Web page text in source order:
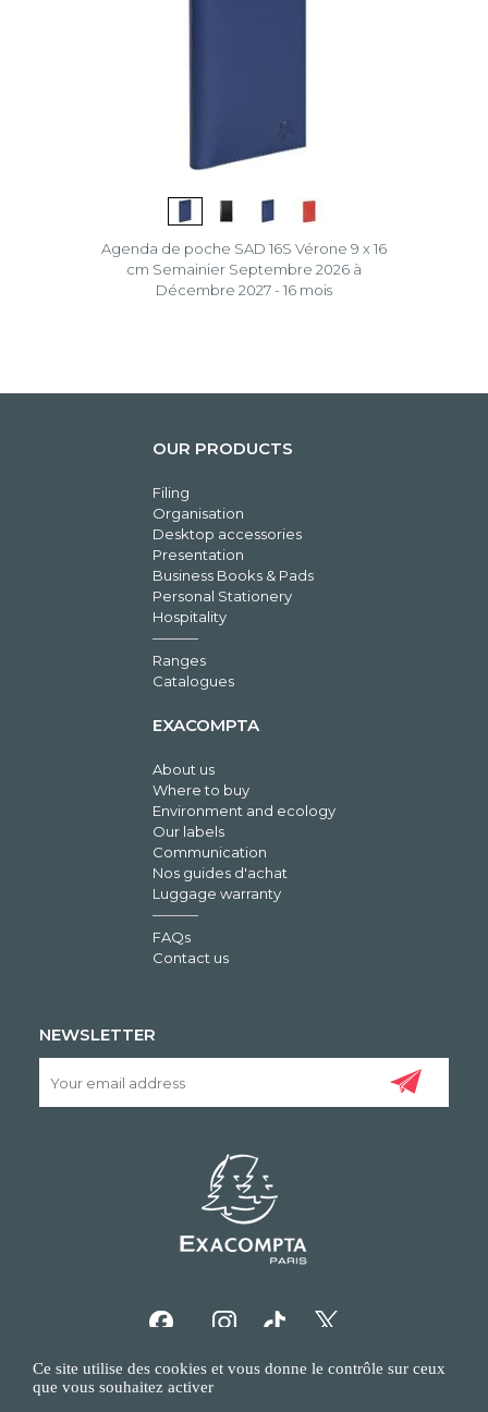
Agenda de poche SAD 16S Vérone 9 x 16
cm Semainier Septembre 2026 à
Décembre 2027 - 16 mois
OUR PRODUCTS
Filing
Organisation
Desktop accessories
Presentation
Business Books & Pads
Personal Stationery
Hospitality
Ranges
Catalogues
EXACOMPTA
About us
Where to buy
Environment and ecology
Our labels
Communication
Nos guides d'achat
Luggage warranty
FAQs
Contact us
NEWSLETTER
Ce site utilise des cookies et vous donne le contrôle sur ceux
que vous souhaitez activer